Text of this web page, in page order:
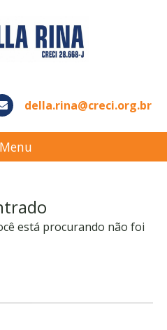
della.rina@creci.org.br
Menu
está procurando não foi